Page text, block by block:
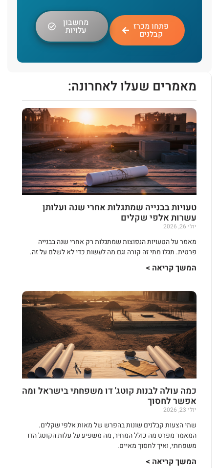
פתחו מכרז
קבלנים
מחשבון
עלויות
מאמרים שעלו לאחרונה:
טעויות בבנייה שמתגלות אחרי שנה ועלותן
עשרות אלפי שקלים
יולי 26, 2026
מאמר על הטעויות הנפוצות שמתגלות רק אחרי שנה בבנייה
פרטית. תגלו מתי זה קורה וגם מה לעשות כדי לא לשלם על זה.
המשך קריאה >
כמה עולה לבנות קוטג' דו משפחתי בישראל ומה
אפשר לחסוך
יולי 23, 2026
שתי הצעות קבלנים שונות בהפרש של מאות אלפי שקלים.
המאמר מפרט מה כולל המחיר, מה משפיע על עלות הקוטג' הדו
משפחתי, ואיך לחסוך מאיים.
המשך קריאה >